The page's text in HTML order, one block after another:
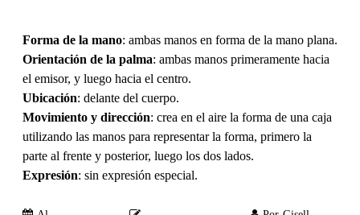
Forma de la mano: ambas manos en forma de la mano plana.
Orientación de la palma: ambas manos primeramente hacia
el emisor, y luego hacia el centro.
Ubicación: delante del cuerpo.
Movimiento y dirección: crea en el aire la forma de una caja
utilizando las manos para representar la forma, primero la
parte al frente y posterior, luego los dos lados.
Expresión: sin expresión especial.